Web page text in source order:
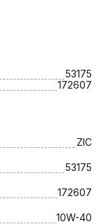
53175
172607
ZIC
53175
172607
10W-40